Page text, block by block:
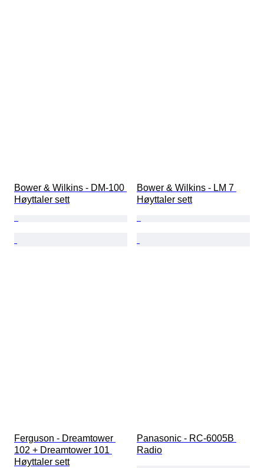
Bower & Wilkins - DM-100
Høyttaler sett
Bower & Wilkins - LM 7
Høyttaler sett
Ferguson - Dreamtower
102 + Dreamtower 101
Høyttaler sett
Panasonic - RC-6005B
Radio